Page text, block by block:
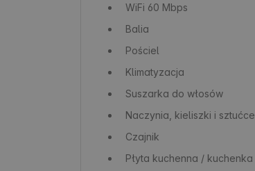
WiFi 60 Mbps
Balia
Pościel
Klimatyzacja
Suszarka do włosów
Naczynia, kieliszki i sztućce
Czajnik
Płyta kuchenna / kuchenka